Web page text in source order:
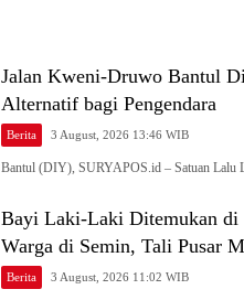
Jalan Kweni-Druwo Bantul
Alternatif bagi Pengendara
Berita 3 August, 2026 13:46 WIB
Bantul (DIY), SURYAPOS.id – Satuan Lalu
Bayi Laki-Laki Ditemukan di
Warga di Semin, Tali Pusar
Berita 3 August, 2026 11:02 WIB